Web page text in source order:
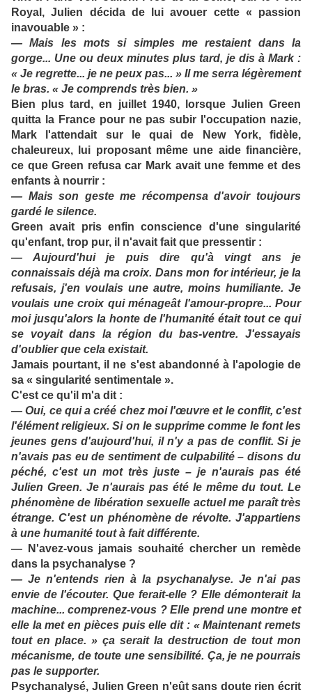
Royal, Julien décida de lui avouer cette « passion
inavouable » :
— Mais les mots si simples me restaient dans la
gorge... Une ou deux minutes plus tard, je dis à Mark :
« Je regrette... je ne peux pas... » Il me serra légèrement
le bras. « Je comprends très bien. »
Bien plus tard, en juillet 1940, lorsque Julien Green
quitta la France pour ne pas subir l'occupation nazie,
Mark l'attendait sur le quai de New York, fidèle,
chaleureux, lui proposant même une aide financière,
ce que Green refusa car Mark avait une femme et des
enfants à nourrir :
— Mais son geste me récompensa d'avoir toujours
gardé le silence.
Green avait pris enfin conscience d'une singularité
qu'enfant, trop pur, il n'avait fait que pressentir :
— Aujourd'hui je puis dire qu'à vingt ans je
connaissais déjà ma croix. Dans mon for intérieur, je la
refusais, j'en voulais une autre, moins humiliante. Je
voulais une croix qui ménageât l'amour-propre... Pour
moi jusqu'alors la honte de l'humanité était tout ce qui
se voyait dans la région du bas-ventre. J'essayais
d'oublier que cela existait.
Jamais pourtant, il ne s'est abandonné à l'apologie de
sa « singularité sentimentale ».
C'est ce qu'il m'a dit :
— Oui, ce qui a créé chez moi l'œuvre et le conflit, c'est
l'élément religieux. Si on le supprime comme le font les
jeunes gens d'aujourd'hui, il n'y a pas de conflit. Si je
n'avais pas eu de sentiment de culpabilité – disons du
péché, c'est un mot très juste – je n'aurais pas été
Julien Green. Je n'aurais pas été le même du tout. Le
phénomène de libération sexuelle actuel me paraît très
étrange. C'est un phénomène de révolte. J'appartiens
à une humanité tout à fait différente.
— N'avez-vous jamais souhaité chercher un remède
dans la psychanalyse ?
— Je n'entends rien à la psychanalyse. Je n'ai pas
envie de l'écouter. Que ferait-elle ? Elle démonterait la
machine... comprenez-vous ? Elle prend une montre et
elle la met en pièces puis elle dit : « Maintenant remets
tout en place. » ça serait la destruction de tout mon
mécanisme, de toute une sensibilité. Ça, je ne pourrais
pas le supporter.
Psychanalysé, Julien Green n'eût sans doute rien écrit